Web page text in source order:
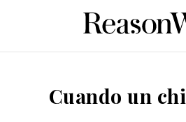
Cuando un